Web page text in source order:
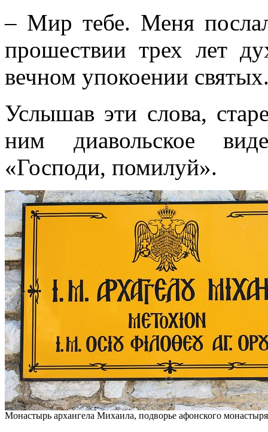
– Мир тебе. Меня
прошествии трех лет
вечном упокоении
Услышав эти слова,
ним диавольское
«Господи, помилуй».
Монастырь архангела Михаила, подворье афонского